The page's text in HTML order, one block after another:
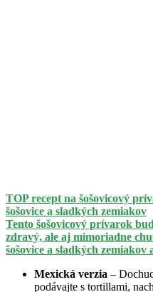
TOP recept na šošovicový
šošovice a sladkých zemiakov
Tento šošovicový prívarok
zdravý, ale aj mimoriadne
šošovice a sladkých zemiakov
Mexická verzia –
podávajte s tortillami,